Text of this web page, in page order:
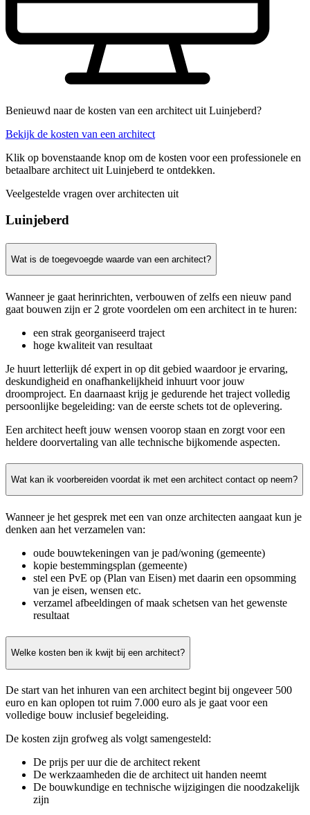
Benieuwd naar de kosten van een architect uit Luinjeberd?
Bekijk de kosten van een architect
Klik op bovenstaande knop om de kosten voor een professionele en
betaalbare architect uit Luinjeberd te ontdekken.
Veelgestelde vragen over architecten uit
Luinjeberd
Wat is de toegevoegde waarde van een architect?
Wanneer je gaat herinrichten, verbouwen of zelfs een nieuw pand
gaat bouwen zijn er 2 grote voordelen om een architect in te huren:
een strak georganiseerd traject
hoge kwaliteit van resultaat
Je huurt letterlijk dé expert in op dit gebied waardoor je ervaring,
deskundigheid en onafhankelijkheid inhuurt voor jouw
droomproject. En daarnaast krijg je gedurende het traject volledig
persoonlijke begeleiding: van de eerste schets tot de oplevering.
Een architect heeft jouw wensen voorop staan en zorgt voor een
heldere doorvertaling van alle technische bijkomende aspecten.
Wat kan ik voorbereiden voordat ik met een architect contact op neem?
Wanneer je het gesprek met een van onze architecten aangaat kun je
denken aan het verzamelen van:
oude bouwtekeningen van je pad/woning (gemeente)
kopie bestemmingsplan (gemeente)
stel een PvE op (Plan van Eisen) met daarin een opsomming
van je eisen, wensen etc.
verzamel afbeeldingen of maak schetsen van het gewenste
resultaat
Welke kosten ben ik kwijt bij een architect?
De start van het inhuren van een architect begint bij ongeveer 500
euro en kan oplopen tot ruim 7.000 euro als je gaat voor een
volledige bouw inclusief begeleiding.
De kosten zijn grofweg als volgt samengesteld:
De prijs per uur die de architect rekent
De werkzaamheden die de architect uit handen neemt
De bouwkundige en technische wijzigingen die noodzakelijk
zijn